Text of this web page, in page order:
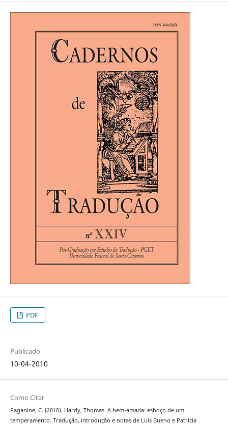
PDF
Publicado
10-04-2010
Como Citar
Paganine, C. (2010). Hardy, Thomas. A bem-amada: esboço de um
temperamento. Tradução, introdução e notas de Luís Bueno e Patrícia